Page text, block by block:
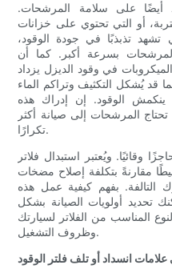
أيضًا على سلامة المرشحات.
أو التي تحتوي على خزانات
تذبذبًا في جودة الوقود،
بسرعة أكبر. كما أن
في وقود الديزل يزداد
قد يُشكل التكثيف وتراكم الماء
الوقود. إن إدراك هذه
المرشحات إلى صيانة أكثر
تكرارًا.
وقائيًا. ويُعتبر استبدال فلاتر
مقارنةً بتكلفة إصلاح مضخات
التالفة. بفهم كيفية عمل هذه
تحديد أولويات الصيانة بشكل
المناسب من الفلاتر لسيارتك
وظروف التشغيل.
انسداد أو تلف فلتر الوقود